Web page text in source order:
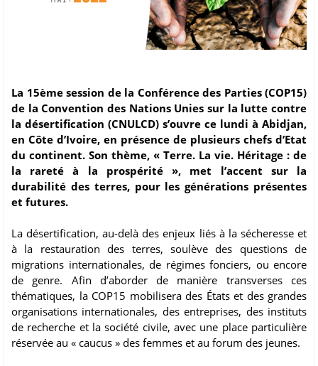
La 15ème session de la Conférence des Parties (COP15)
de la Convention des Nations Unies sur la lutte contre
la désertification (CNULCD) s’ouvre ce lundi à Abidjan,
en Côte d’Ivoire, en présence de plusieurs chefs d’Etat
du continent. Son thème, « Terre. La vie. Héritage : de
la rareté à la prospérité », met l’accent sur la
durabilité des terres, pour les générations présentes
et futures.
La désertification, au-delà des enjeux liés à la sécheresse et
à la restauration des terres, soulève des questions de
migrations internationales, de régimes fonciers, ou encore
de genre. Afin d’aborder de manière transverses ces
thématiques, la COP15 mobilisera des États et des grandes
organisations internationales, des entreprises, des instituts
de recherche et la société civile, avec une place particulière
réservée au « caucus » des femmes et au forum des jeunes.